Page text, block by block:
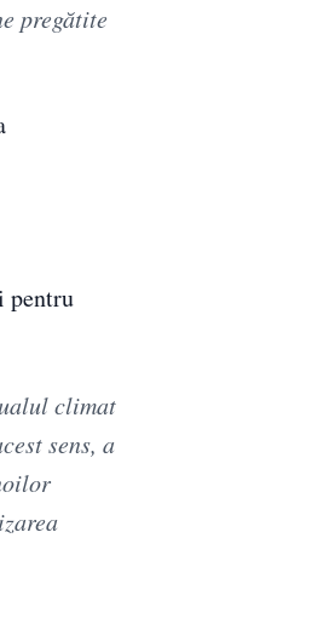
pregătite
pentru
climat
sens, a